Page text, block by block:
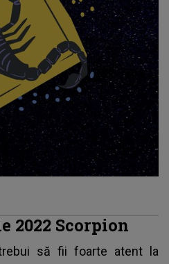
2022 Scorpion
să fii foarte atent la